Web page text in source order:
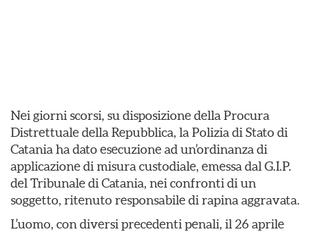
Nei giorni scorsi, su disposizione della Procura
Distrettuale della Repubblica, la Polizia di Stato di
Catania ha dato esecuzione ad un’ordinanza di
applicazione di misura custodiale, emessa dal G.I.P.
del Tribunale di Catania, nei confronti di un
soggetto, ritenuto responsabile di rapina aggravata.
L’uomo, con diversi precedenti penali, il 26 aprile